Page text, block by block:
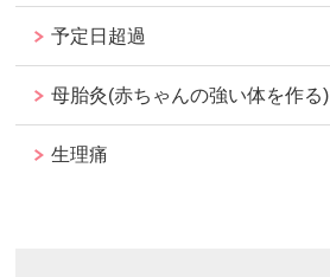
予定日超過
母胎灸(赤ちゃんの強い体を作る)
生理痛